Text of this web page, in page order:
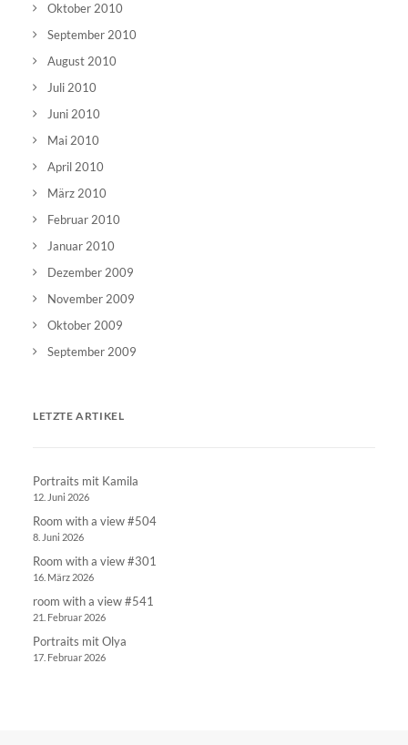
Oktober 2010
September 2010
August 2010
Juli 2010
Juni 2010
Mai 2010
April 2010
März 2010
Februar 2010
Januar 2010
Dezember 2009
November 2009
Oktober 2009
September 2009
LETZTE ARTIKEL
Portraits mit Kamila
12. Juni 2026
Room with a view #504
8. Juni 2026
Room with a view #301
16. März 2026
room with a view #541
21. Februar 2026
Portraits mit Olya
17. Februar 2026